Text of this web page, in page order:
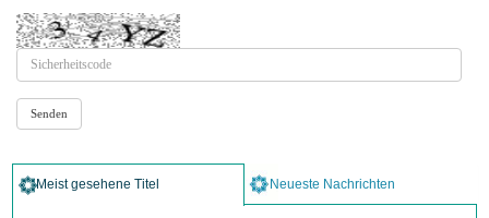
Meist gesehene Titel Neueste Nachrichten